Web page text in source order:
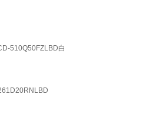
510Q50FZLBD白